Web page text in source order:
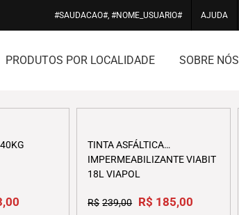
#SAUDACAO#, #NOME_USUARIO# AJUDA
PRODUTOS POR LOCALIDADE SOBRE NÓS
TINTA ASFÁLTICA
IMPERMEABILIZANTE VIABIT
18L VIAPOL
R$ 239,00
Original
R$ 185,00